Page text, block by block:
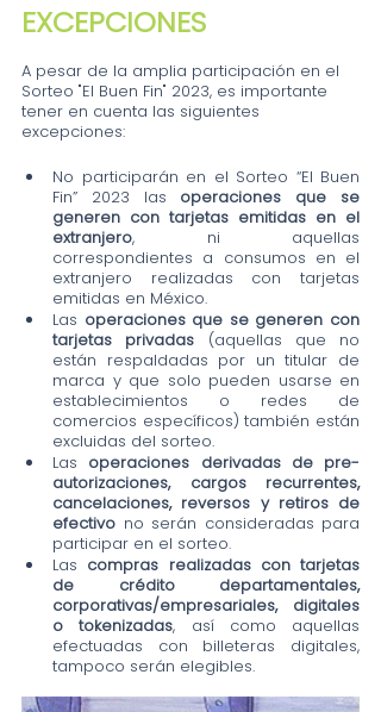
EXCEPCIONES
A pesar de la amplia participación en el
Sorteo "El Buen Fin" 2023, es importante
tener en cuenta las siguientes
excepciones:
No participarán en el Sorteo “El Buen
Fin” 2023 las operaciones que se
generen con tarjetas emitidas en el
extranjero, ni aquellas
correspondientes a consumos en el
extranjero realizadas con tarjetas
emitidas en México.
Las operaciones que se generen con
tarjetas privadas (aquellas que no
están respaldadas por un titular de
marca y que solo pueden usarse en
establecimientos o redes de
comercios específicos) también están
excluidas del sorteo.
Las operaciones derivadas de pre-
autorizaciones, cargos recurrentes,
cancelaciones, reversos y retiros de
efectivo no serán consideradas para
participar en el sorteo.
Las compras realizadas con tarjetas
de crédito departamentales,
corporativas/empresariales, digitales
o tokenizadas, así como aquellas
efectuadas con billeteras digitales,
tampoco serán elegibles.